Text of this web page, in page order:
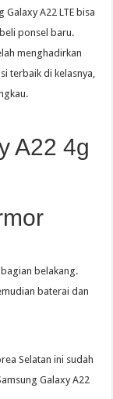
Galaxy A22 LTE bisa
ponsel baru.
menghadirkan
terbaik di kelasnya,
A22 4g
belakang.
baterai dan
Selatan ini sudah
Galaxy A22